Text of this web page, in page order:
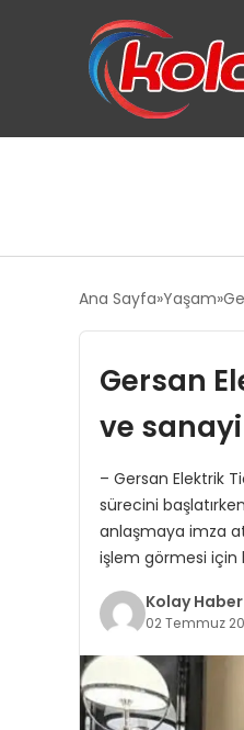
Ana Sayfa Yaşam
Gersan
ve
– Gersan Elektrik
sürecini
anlaşmaya imza
işlem görmesi için
Kolay Haber
02 Temmuz